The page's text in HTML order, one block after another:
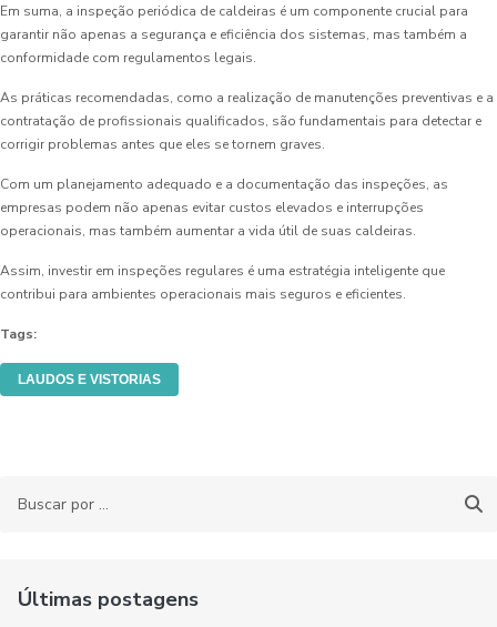
Em suma, a inspeção periódica de caldeiras é um componente crucial para
garantir não apenas a segurança e eficiência dos sistemas, mas também a
conformidade com regulamentos legais.
As práticas recomendadas, como a realização de manutenções preventivas e a
contratação de profissionais qualificados, são fundamentais para detectar e
corrigir problemas antes que eles se tornem graves.
Com um planejamento adequado e a documentação das inspeções, as
empresas podem não apenas evitar custos elevados e interrupções
operacionais, mas também aumentar a vida útil de suas caldeiras.
Assim, investir em inspeções regulares é uma estratégia inteligente que
contribui para ambientes operacionais mais seguros e eficientes.
Tags:
LAUDOS E VISTORIAS
Últimas postagens